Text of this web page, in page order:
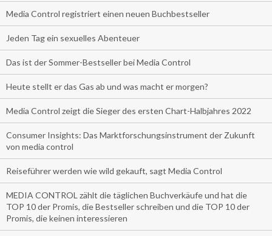
Media Control registriert einen neuen Buchbestseller
Jeden Tag ein sexuelles Abenteuer
Das ist der Sommer-Bestseller bei Media Control
Heute stellt er das Gas ab und was macht er morgen?
Media Control zeigt die Sieger des ersten Chart-Halbjahres 2022
Consumer Insights: Das Marktforschungsinstrument der Zukunft
von media control
Reiseführer werden wie wild gekauft, sagt Media Control
MEDIA CONTROL zählt die täglichen Buchverkäufe und hat die
TOP 10 der Promis, die Bestseller schreiben und die TOP 10 der
Promis, die keinen interessieren